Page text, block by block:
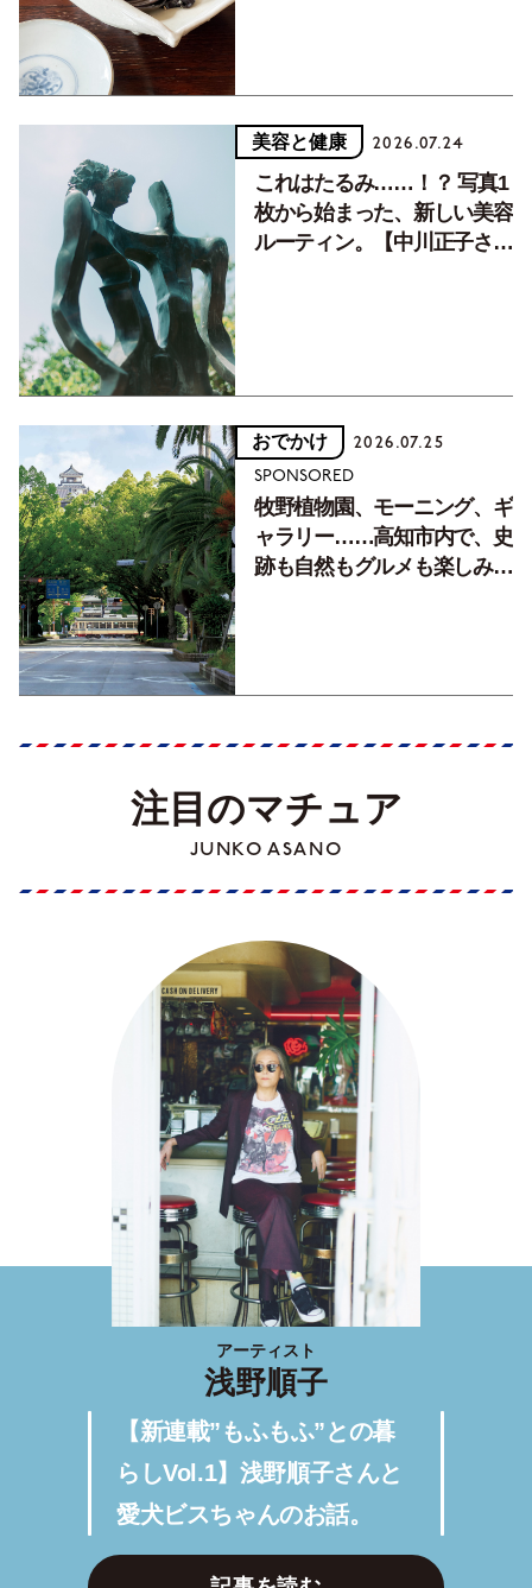
美容と健康 2026.07.24
これはたるみ……！？ 写真1
枚から始まった、新しい美容
ルーティン。【中川正子さん
おでかけ 2026.07.25
SPONSORED
牧野植物園、モーニング、ギ
ャラリー……高知市内で、史
跡も自然もグルメも楽しみ尽
注目のマチュア
JUNKO ASANO
アーティスト
浅野順子
【新連載”もふもふ”との暮
らしVol.1】浅野順子さんと
愛犬ビスちゃんのお話。